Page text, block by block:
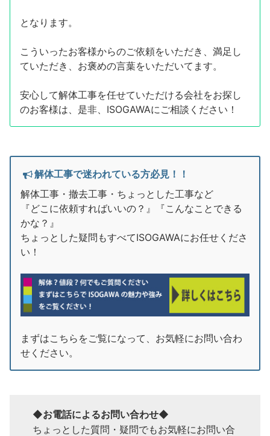
となります。
こういったお客様からのご依頼をいただき、満足し
ていただき、お褒めの言葉をいただいてます。
安心して解体工事を任せていただける会社をお探し
のお客様は、是非、ISOGAWAにご相談ください！
解体工事で迷われている方必見！！
解体工事・撤去工事・ちょっとした工事など
『どこに依頼すればいいの？』『こんなことできる
かな？』
ちょっとした疑問もすべてISOGAWAにお任せくださ
い！
まずはこちらをご覧になって、お気軽にお問い合わ
せください。
◆お電話によるお問い合わせ◆
ちょっとした質問・疑問でもお気軽にお問い合